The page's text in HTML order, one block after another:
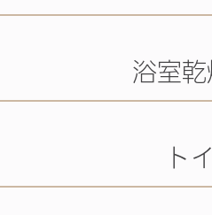
浴室
ト